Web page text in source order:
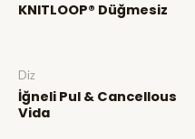
KNITLOOP® Düğmesiz
Diz
İğneli Pul & Cancellous
Vida